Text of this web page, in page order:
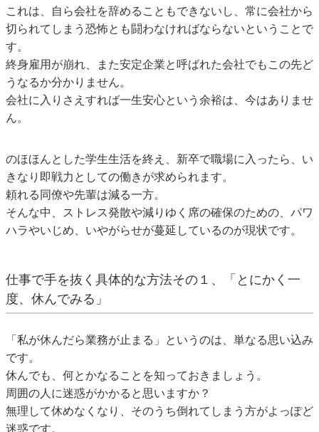
これは、自ら会社を辞めることもできないし、常に会社から
切られてしまう恐怖とも闘わなければならないということで
す。
終身雇用が崩れ、また安定企業と呼ばれた会社でもこの先ど
うなるか分かりません。
会社に入りさえすれば一生安心という余裕は、今はありませ
ん。
のほほんとした学生生活を終え、新卒で職場に入ったら、い
きなり即戦力としての働きが求められます。
頼れる同僚や先輩は減る一方。
そんな中、ストレス発散や減りゆく席の確保のための、パワ
ハラやいじめ、いやがらせが蔓延しているのが現状です。
仕事で手を抜く具体的な方法その１、「とにかく一
度、休んでみる」
「私が休んだら業務が止まる」というのは、単なる思い込み
です。
休んでも、何とかなることを知っておきましょう。
周囲の人に迷惑がかかると思いますか？
無理して休めなくなり、そのうち倒れてしまう方がよっぽど
迷惑です。